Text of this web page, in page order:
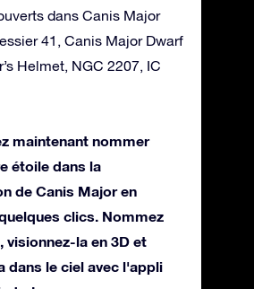
dans Canis Major
41, Canis Major Dwarf
Helmet, NGC 2207, IC
maintenant nommer
étoile dans la
de Canis Major en
clics. Nommez
visionnez-la en 3D et
dans le ciel avec l'appli